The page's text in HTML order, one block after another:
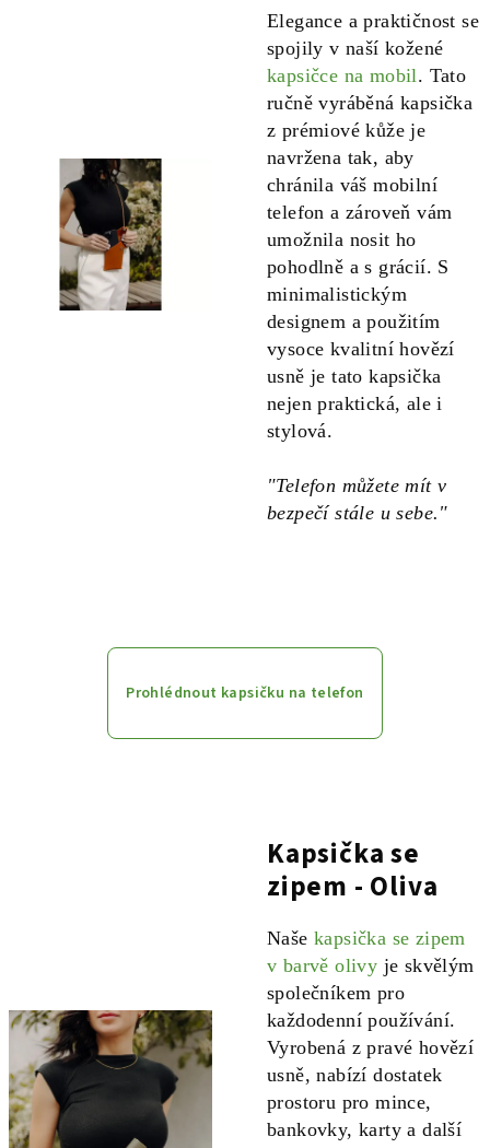
Elegance a praktičnost se
spojily v naší kožené
kapsičce na mobil. Tato
ručně vyráběná kapsička
z prémiové kůže je
navržena tak, aby
chránila váš mobilní
telefon a zároveň vám
umožnila nosit ho
pohodlně a s grácií. S
minimalistickým
designem a použitím
vysoce kvalitní hovězí
usně je tato kapsička
nejen praktická, ale i
stylová.
"Telefon můžete mít v
bezpečí stále u sebe."
Prohlédnout kapsičku na telefon
Kapsička se
zipem - Oliva
Naše kapsička se zipem
v barvě olivy je skvělým
společníkem pro
každodenní používání.
Vyrobená z pravé hovězí
usně, nabízí dostatek
prostoru pro mince,
bankovky, karty a další